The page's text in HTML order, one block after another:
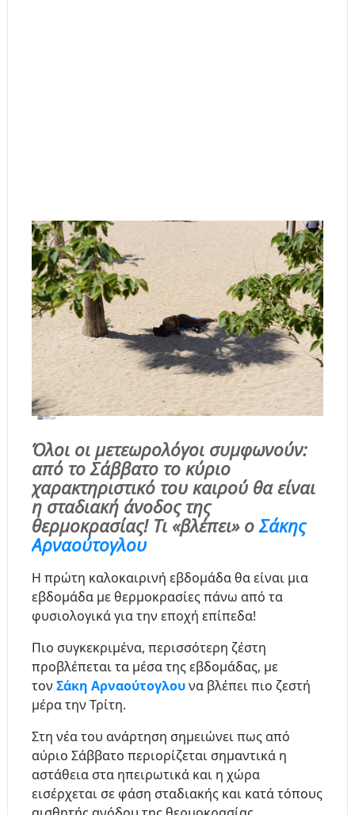
Όλοι οι μετεωρολόγοι συμφωνούν:
από το Σάββατο το κύριο
χαρακτηριστικό του καιρού θα είναι
η σταδιακή άνοδος της
θερμοκρασίας! Τι «βλέπει» οΣάκης
Αρναούτογλου
Η πρώτη καλοκαιρινή εβδομάδα θα είναι μια
εβδομάδα με θερμοκρασίες πάνω από τα
φυσιολογικά για την εποχή επίπεδα!
Πιο συγκεκριμένα, περισσότερη ζέστη
προβλέπεται τα μέσα της εβδομάδας, με
τον Σάκη Αρναούτογλουνα βλέπει πιο ζεστή
μέρα την Τρίτη.
Στη νέα του ανάρτηση σημειώνει πως από
αύριο Σάββατο περιορίζεται σημαντικά η
αστάθεια στα ηπειρωτικά και η χώρα
εισέρχεται σε φάση σταδιακής και κατά τόπους